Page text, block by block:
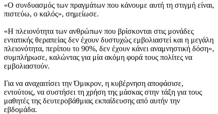
«Ο συνδυασμός των πραγμάτων που κάνουμε αυτή τη στιγμή είναι,
πιστεύω, ο καλός», σημείωσε.
«Η πλειονότητα των ανθρώπων που βρίσκονται στις μονάδες
εντατικής θεραπείας δεν έχουν δυστυχώς εμβολιαστεί και η μεγάλη
πλειονότητα, περίπου το 90%, δεν έχουν κάνει αναμνηστική δόση»,
συμπλήρωσε, καλώντας για μία ακόμη φορά τους πολίτες να
εμβολιαστούν.
Για να αναχαιτίσει την Όμικρον, η κυβέρνηση αποφάσισε,
εντούτοις, να συστήσει τη χρήση της μάσκας στην τάξη για τους
μαθητές της δευτεροβάθμιας εκπαίδευσης από αυτήν την
εβδομάδα.